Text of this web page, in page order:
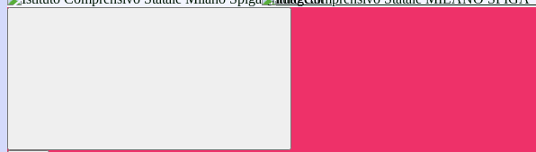
inizieranno il 14 settembre 2026: vi aspettiamo!